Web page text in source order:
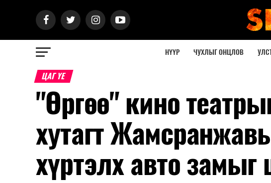
НҮҮР ЧУХЛЫГ ОНЦЛОВ
ЦАГ ҮЕ
"Өргөө" кино
хутагт
хүртэлх авто